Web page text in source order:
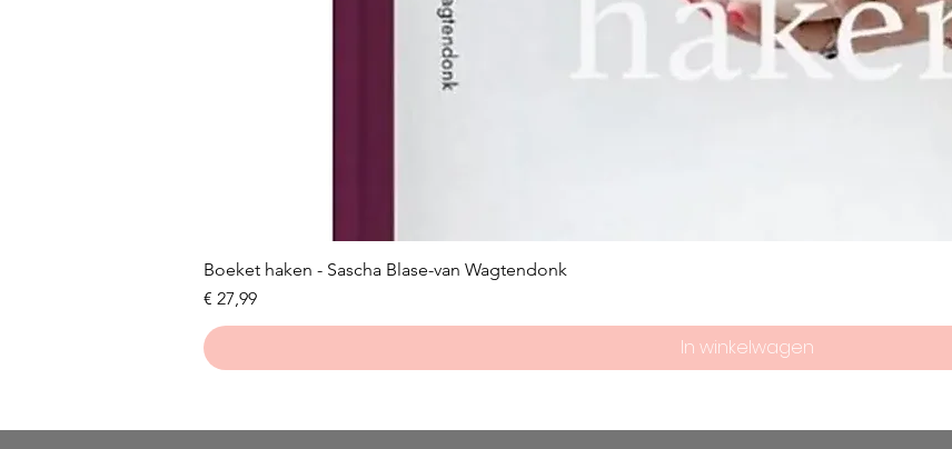
Boeket haken - Sascha Blase-van Wagtendonk
Prijs
€ 27,99
In winkelwagen